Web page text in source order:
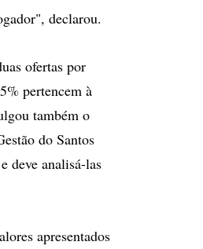
declarou.
ofertas por
pertencem à
também o
do Santos
deve analisá-las
apresentados